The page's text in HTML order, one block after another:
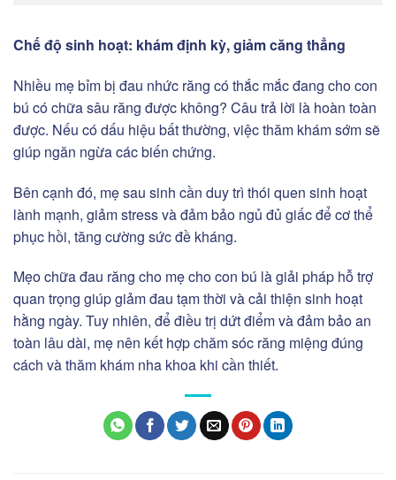
Chế độ sinh hoạt: khám định kỳ, giảm căng thẳng
Nhiều mẹ bỉm bị đau nhức răng có thắc mắc đang cho con
bú có chữa sâu răng được không? Câu trả lời là hoàn toàn
được. Nếu có dấu hiệu bất thường, việc thăm khám sớm sẽ
giúp ngăn ngừa các biến chứng.
Bên cạnh đó, mẹ sau sinh cần duy trì thói quen sinh hoạt
lành mạnh, giảm stress và đảm bảo ngủ đủ giấc để cơ thể
phục hồi, tăng cường sức đề kháng.
Mẹo chữa đau răng cho mẹ cho con bú là giải pháp hỗ trợ
quan trọng giúp giảm đau tạm thời và cải thiện sinh hoạt
hằng ngày. Tuy nhiên, để điều trị dứt điểm và đảm bảo an
toàn lâu dài, mẹ nên kết hợp chăm sóc răng miệng đúng
cách và thăm khám nha khoa khi cần thiết.